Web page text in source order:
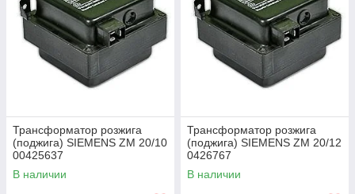
Трансформатор розжига
(поджига) SIEMENS ZM 20/10
00425637
В наличии
Трансформатор розжига
(поджига) SIEMENS ZM 20/12
0426767
В наличии